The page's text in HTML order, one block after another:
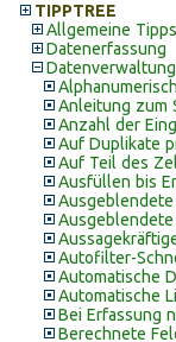
TIPPTREE
Allgemeine Tipps
Datenerfassung
Anleitung zum
Anzahl der
Auf Duplikate
Auf Teil des
Ausfüllen bis
Autofilter-
Automatische
Automatische
Bei Erfassung
Berechnete